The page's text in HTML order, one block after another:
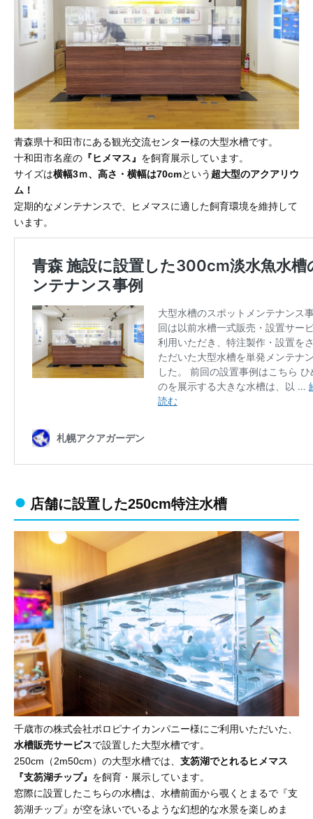
青森県十和田市にある観光交流センター様の大型水槽です。
十和田市名産の 『ヒメマス』 を飼育展示しています。
サイズは横幅3ｍ、高さ・横幅は70cmという 超大型のアクアリウ
ム！
定期的なメンテナンスで、ヒメマスに適した飼育環境を維持して
います。
店舗に設置した250cm特注水槽
千歳市の株式会社ポロピナイカンパニー様にご利用いただいた、
水槽販売サービスで設置した大型水槽です。
250cm（2m50cm）の大型水槽では、 支笏湖でとれるヒメマス
『支笏湖チップ』 を飼育・展示しています。
窓際に設置したこちらの水槽は、水槽前面から覗くとまるで『支
笏湖チップ』が空を泳いでいるような幻想的な水景を楽しめま